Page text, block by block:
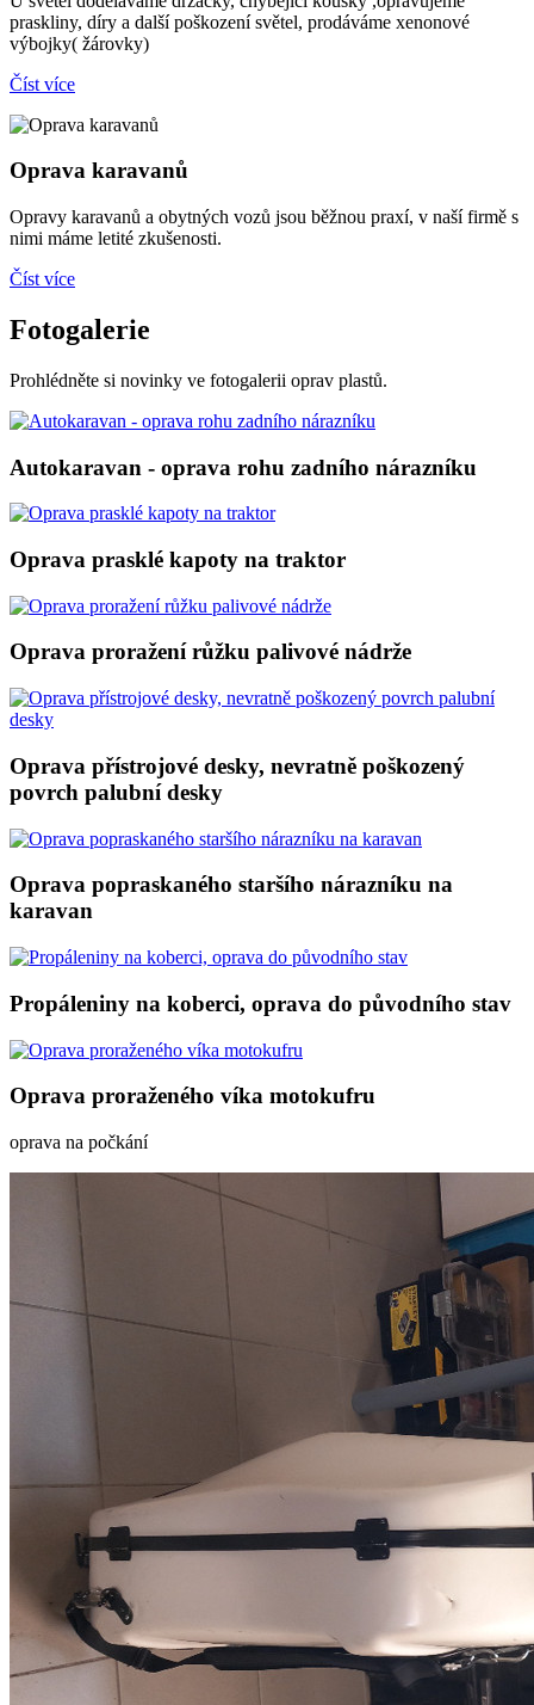
praskliny, díry a další poškození světel, prodáváme xenonové
výbojky( žárovky)
Číst více
Oprava karavanů
Opravy karavanů a obytných vozů jsou běžnou praxí, v naší firmě s
nimi máme letité zkušenosti.
Číst více
Fotogalerie
Prohlédněte si novinky ve fotogalerii oprav plastů.
Autokaravan - oprava rohu zadního nárazníku
Oprava prasklé kapoty na traktor
Oprava proražení růžku palivové nádrže
Oprava přístrojové desky, nevratně poškozený
povrch palubní desky
Oprava popraskaného staršího nárazníku na
karavan
Propáleniny na koberci, oprava do původního stav
Oprava proraženého víka motokufru
oprava na počkání